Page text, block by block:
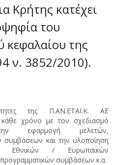
Κρήτης κατέχει
του
κεφαλαίου της
ν. 3852/2010).
της Π.ΑΝ.ΕΤΑΙ.Κ. ΑΕ
κάθε χρόνο με τον σχεδιασμό
εφαρμογή μελετών,
συμβάσεων και την υλοποίηση
Εθνικών / Ευρωπαϊκών
συμβάσεων κ.α.